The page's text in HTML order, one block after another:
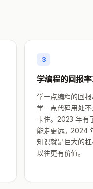
3
学编程的回报
学一点编程的回
学一点代码用处
卡住。2023 年有
能走更远。2024
知识就是巨大的
以往更有价值。